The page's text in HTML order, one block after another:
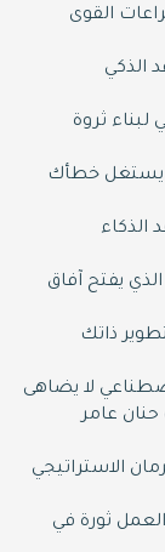
القوى
الذكي
ثروة
يستغل خطأك
الذكاء
يفتح آفاق
ذاتك
لا يضاهى
حنان عامر
الاستراتيجي
ثورة في